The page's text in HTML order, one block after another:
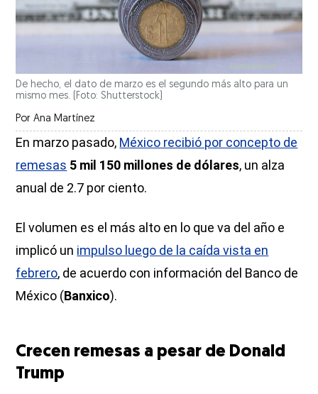
De hecho, el dato de marzo es el segundo más alto para un
mismo mes. (Foto: Shutterstock)
Por Ana Martínez
En marzo pasado, México recibió por concepto de
remesas 5 mil 150 millones de dólares, un alza
anual de 2.7 por ciento.
El volumen es el más alto en lo que va del año e
implicó un impulso luego de la caída vista en
febrero, de acuerdo con información del Banco de
México (Banxico).
Crecen remesas a pesar de Donald
Trump